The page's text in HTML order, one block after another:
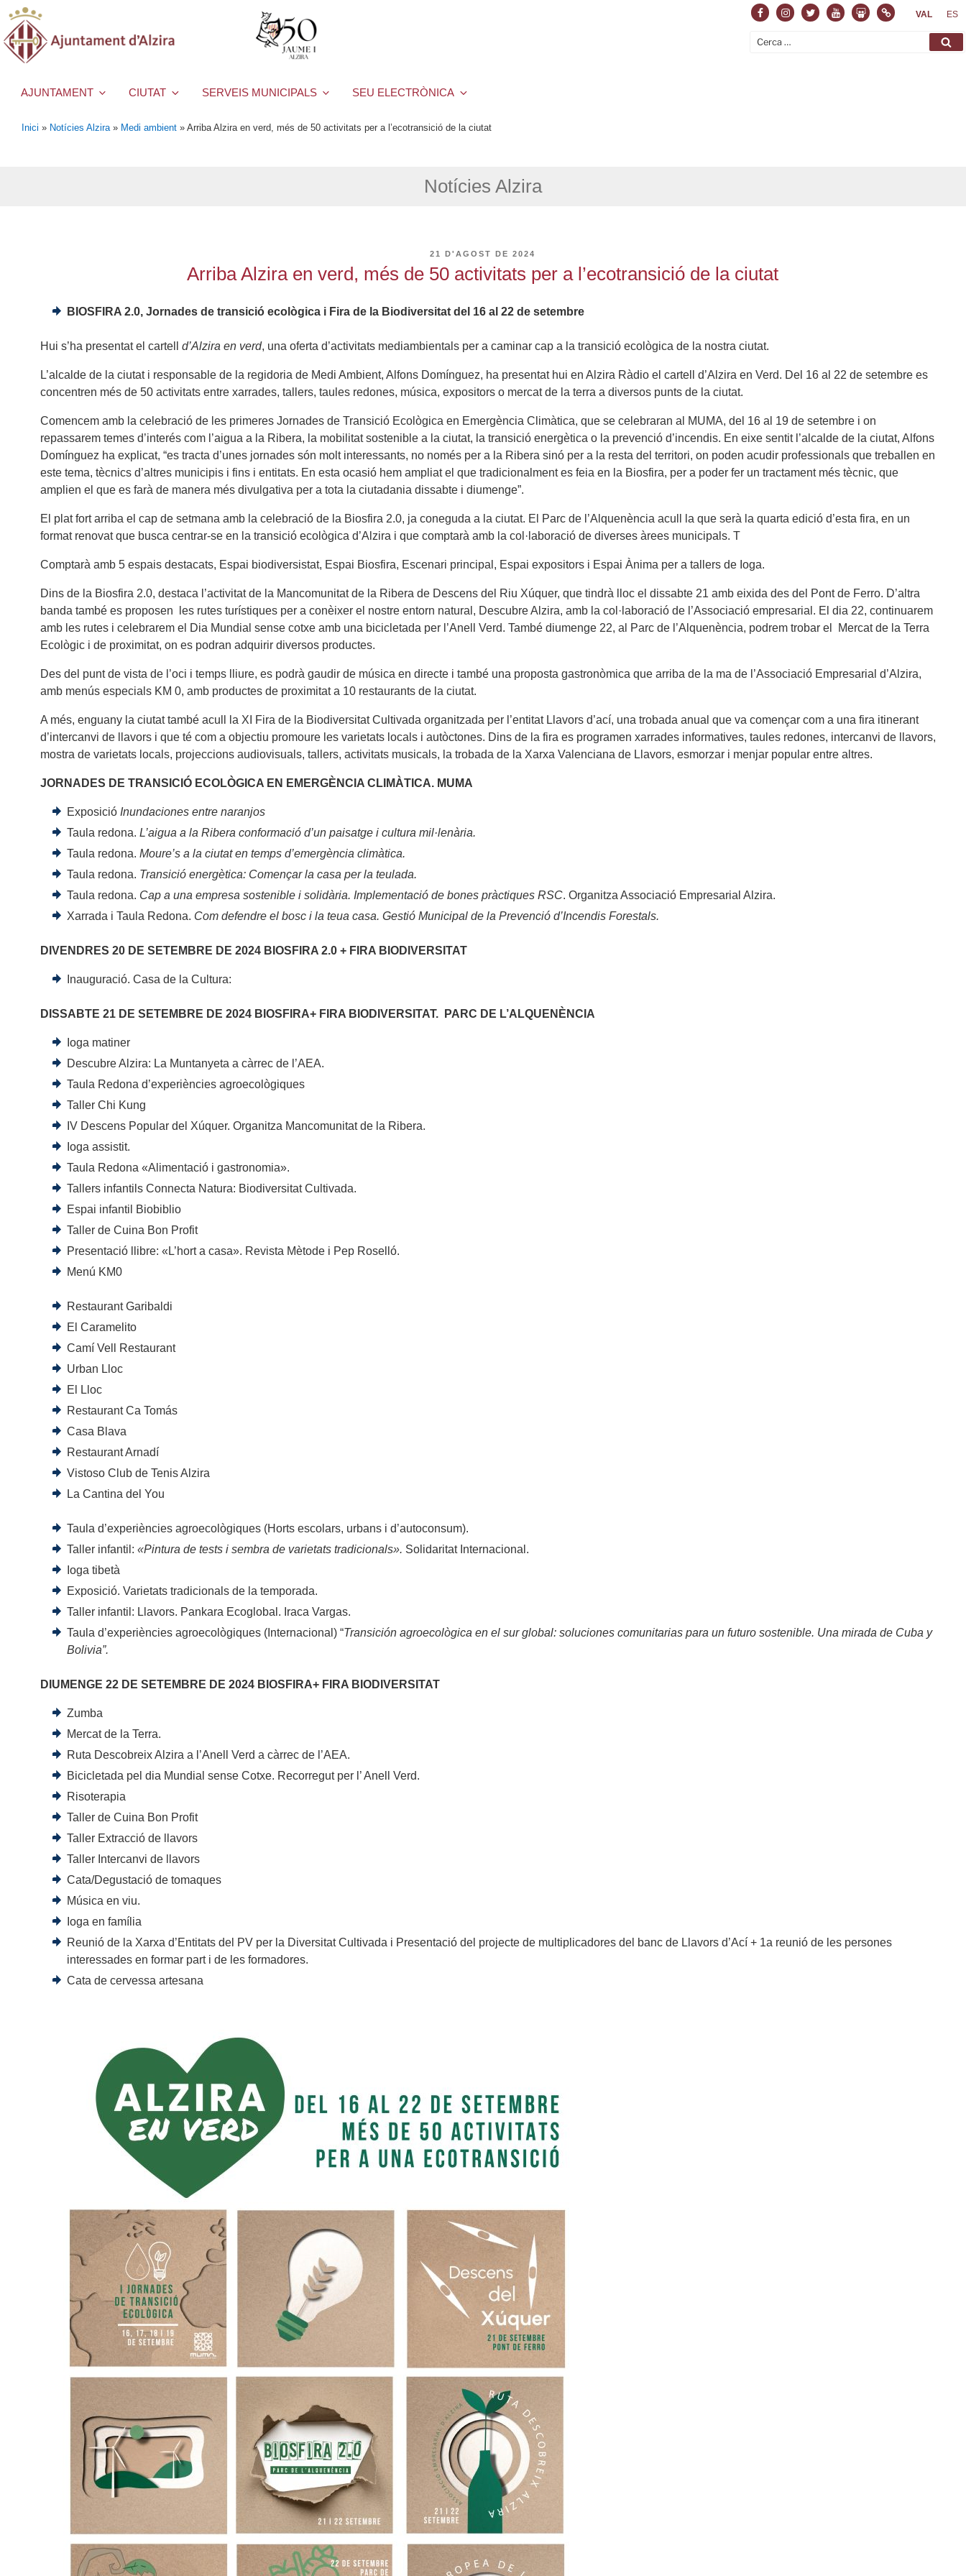
FacebookInstagram
TwitterYoutubeSlideshare
NormasVAL ES
Cerca:
AJUNTAMENT CIUTAT SERVEIS MUNICIPALS SEU ELECTRÒNICA
Inici » Notícies Alzira » Medi ambient » Arriba Alzira en verd, més de 50 activitats per a l’ecotransició de la ciutat
Notícies Alzira
PUBLICAT
21 D'AGOST DE 2024
Arriba Alzira en verd, més de 50 activitats per a l’ecotransició de la ciutat
BIOSFIRA 2.0, Jornades de transició ecològica i Fira de la Biodiversitat del 16 al 22 de setembre
Hui s’ha presentat el cartell d’Alzira en verd, una oferta d’activitats mediambientals per a caminar cap a la transició ecològica de la nostra ciutat.
L’alcalde de la ciutat i responsable de la regidoria de Medi Ambient, Alfons Domínguez, ha presentat hui en Alzira Ràdio el cartell d’Alzira en Verd. Del 16 al 22 de setembre es
concentren més de 50 activitats entre xarrades, tallers, taules redones, música, expositors o mercat de la terra a diversos punts de la ciutat.
Comencem amb la celebració de les primeres Jornades de Transició Ecològica en Emergència Climàtica, que se celebraran al MUMA, del 16 al 19 de setembre i on
repassarem temes d’interés com l’aigua a la Ribera, la mobilitat sostenible a la ciutat, la transició energètica o la prevenció d’incendis. En eixe sentit l’alcalde de la ciutat, Alfons
Domínguez ha explicat, “es tracta d’unes jornades són molt interessants, no només per a la Ribera sinó per a la resta del territori, on poden acudir professionals que treballen en
este tema, tècnics d’altres municipis i fins i entitats. En esta ocasió hem ampliat el que tradicionalment es feia en la Biosfira, per a poder fer un tractament més tècnic, que
amplien el que es farà de manera més divulgativa per a tota la ciutadania dissabte i diumenge”.
El plat fort arriba el cap de setmana amb la celebració de la Biosfira 2.0, ja coneguda a la ciutat. El Parc de l’Alquenència acull la que serà la quarta edició d’esta fira, en un
format renovat que busca centrar-se en la transició ecològica d’Alzira i que comptarà amb la col·laboració de diverses àrees municipals. T
Comptarà amb 5 espais destacats, Espai biodiversistat, Espai Biosfira, Escenari principal, Espai expositors i Espai Ànima per a tallers de Ioga.
Dins de la Biosfira 2.0, destaca l’activitat de la Mancomunitat de la Ribera de Descens del Riu Xúquer, que tindrà lloc el dissabte 21 amb eixida des del Pont de Ferro. D’altra
banda també es proposen les rutes turístiques per a conèixer el nostre entorn natural, Descubre Alzira, amb la col·laboració de l’Associació empresarial. El dia 22, continuarem
amb les rutes i celebrarem el Dia Mundial sense cotxe amb una bicicletada per l’Anell Verd. També diumenge 22, al Parc de l’Alquenència, podrem trobar el Mercat de la Terra
Ecològic i de proximitat, on es podran adquirir diversos productes.
Des del punt de vista de l’oci i temps lliure, es podrà gaudir de música en directe i també una proposta gastronòmica que arriba de la ma de l’Associació Empresarial d’Alzira,
amb menús especials KM 0, amb productes de proximitat a 10 restaurants de la ciutat.
A més, enguany la ciutat també acull la XI Fira de la Biodiversitat Cultivada organitzada per l’entitat Llavors d’ací, una trobada anual que va començar com a una fira itinerant
d’intercanvi de llavors i que té com a objectiu promoure les varietats locals i autòctones. Dins de la fira es programen xarrades informatives, taules redones, intercanvi de llavors,
mostra de varietats locals, projeccions audiovisuals, tallers, activitats musicals, la trobada de la Xarxa Valenciana de Llavors, esmorzar i menjar popular entre altres.
JORNADES DE TRANSICIÓ ECOLÒGICA EN EMERGÈNCIA CLIMÀTICA. MUMA
Exposició Inundaciones entre naranjos
Taula redona. L’aigua a la Ribera conformació d’un paisatge i cultura mil·lenària.
Taula redona.Moure’s a la ciutat en temps d’emergència climàtica.
Taula redona. Transició energètica: Començar la casa per la teulada.
Taula redona. Cap a una empresa sostenible i solidària. Implementació de bones pràctiques RSC. Organitza Associació Empresarial Alzira.
Xarrada i Taula Redona. Com defendre el bosc i la teua casa. Gestió Municipal de la Prevenció d’Incendis Forestals.
DIVENDRES 20 DE SETEMBRE DE 2024 BIOSFIRA 2.0 + FIRA BIODIVERSITAT
Inauguració. Casa de la Cultura:
DISSABTE 21 DE SETEMBRE DE 2024 BIOSFIRA+ FIRA BIODIVERSITAT. PARC DE L’ALQUENÈNCIA
Ioga matiner
Descubre Alzira: La Muntanyeta a càrrec de l’AEA.
Taula Redona d’experiències agroecològiques
Taller Chi Kung
IV Descens Popular del Xúquer. Organitza Mancomunitat de la Ribera.
Ioga assistit.
Taula Redona «Alimentació i gastronomia».
Tallers infantils Connecta Natura: Biodiversitat Cultivada.
Espai infantil Biobiblio
Taller de Cuina Bon Profit
Presentació llibre: «L’hort a casa». Revista Mètode i Pep Roselló.
Menú KM0
Restaurant Garibaldi
El Caramelito
Camí Vell Restaurant
Urban Lloc
El Lloc
Restaurant Ca Tomás
Casa Blava
Restaurant Arnadí
Vistoso Club de Tenis Alzira
La Cantina del You
Taula d’experiències agroecològiques (Horts escolars, urbans i d’autoconsum).
Taller infantil:«Pintura de tests i sembra de varietats tradicionals». Solidaritat Internacional.
Ioga tibetà
Exposició. Varietats tradicionals de la temporada.
Taller infantil: Llavors. Pankara Ecoglobal. Iraca Vargas.
Taula d’experiències agroecològiques (Internacional) “Transición agroecològica en el sur global: soluciones comunitarias para un futuro sostenible. Una mirada de Cuba y
Bolivia”.
DIUMENGE 22 DE SETEMBRE DE 2024 BIOSFIRA+ FIRA BIODIVERSITAT
Zumba
Mercat de la Terra.
Ruta Descobreix Alzira a l’Anell Verd a càrrec de l’AEA.
Bicicletada pel dia Mundial sense Cotxe. Recorregut per l’ Anell Verd.
Risoterapia
Taller de Cuina Bon Profit
Taller Extracció de llavors
Taller Intercanvi de llavors
Cata/Degustació de tomaques
Música en viu.
Ioga en família
Reunió de la Xarxa d’Entitats del PV per la Diversitat Cultivada i Presentació del projecte de multiplicadores del banc de Llavors d’Ací + 1a reunió de les persones
interessades en formar part i de les formadores.
Cata de cervessa artesana